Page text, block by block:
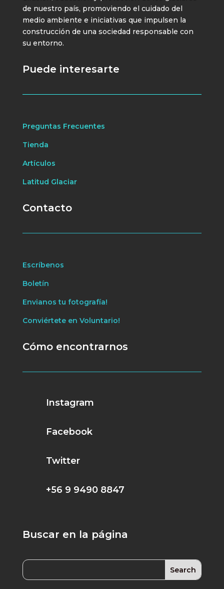
de nuestro país, promoviendo el cuidado del
medio ambiente e iniciativas que impulsen la
construcción de una sociedad responsable con
su entorno.
Puede interesarte
Preguntas Frecuentes
Tienda
Artículos
Latitud Glaciar
Contacto
Escríbenos
Boletín
Envianos tu fotografía!
Conviértete en Voluntario!
Cómo encontrarnos
Instagram
Facebook
Twitter
+56 9 9490 8847
Buscar en la página